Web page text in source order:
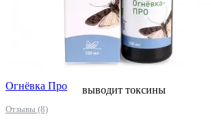
Огнёвка Про
Отзывы (8)
выводит токсины